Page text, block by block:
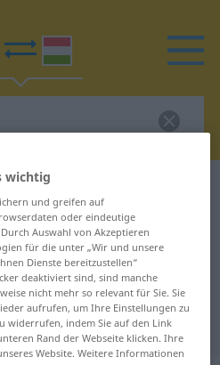
Übersetzung
wichtig
und greifen auf
oder eindeutige
Auswahl von Akzeptieren
für die unter „Wir und unsere
Dienste bereitzustellen“
deaktiviert sind, sind manche
nicht mehr so relevant für Sie. Sie
aufrufen, um Ihre Einstellungen zu
widerrufen, indem Sie auf den Link
Rand der Webseite klicken. Ihre
Website. Weitere Informationen